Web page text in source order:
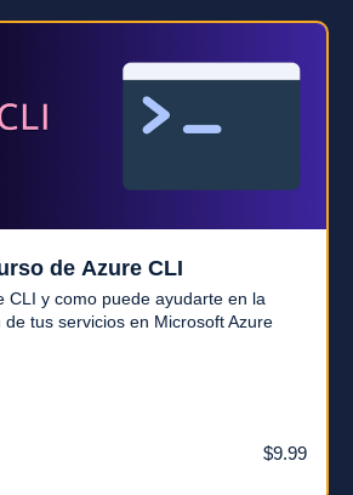
de Azure CLI
CLI y como puede ayudarte en la
tus servicios en Microsoft Azure
$9.99